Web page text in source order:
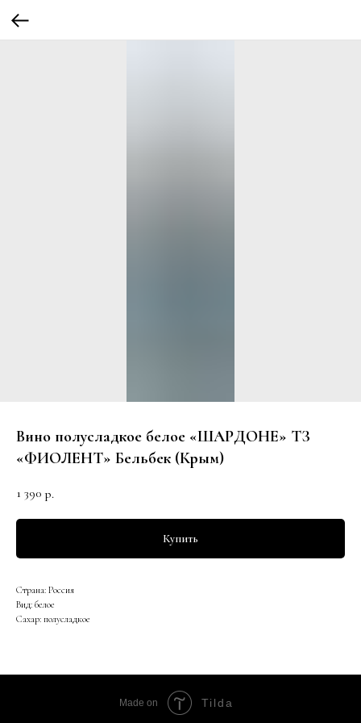
Вино полусладкое белое «ШАРДОНЕ» ТЗ
«ФИОЛЕНТ» Бельбек (Крым)
1 390 р.
Купить
Страна: Россия
Вид: белое
Сахар: полусладкое
Made on Tilda